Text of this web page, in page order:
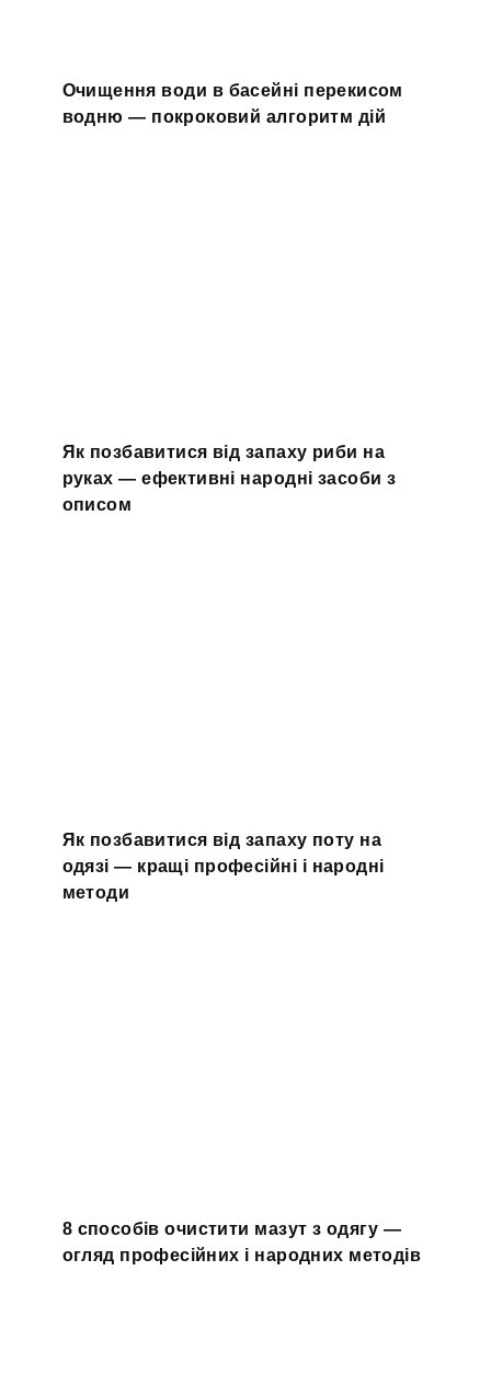
Очищення води в басейні перекисом
водню — покроковий алгоритм дій
Як позбавитися від запаху риби на
руках — ефективні народні засоби з
описом
Як позбавитися від запаху поту на
одязі — кращі професійні і народні
методи
8 способів очистити мазут з одягу —
огляд професійних і народних методів